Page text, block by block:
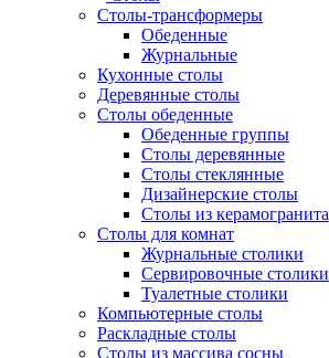
Столы-трансформеры
Обеденные
Журнальные
Кухонные столы
Деревянные столы
Столы обеденные
Обеденные группы
Столы деревянные
Столы стеклянные
Дизайнерские столы
Столы из керамогранита
Столы для комнат
Журнальные столики
Сервировочные столики
Туалетные столики
Компьютерные столы
Раскладные столы
Столы из массива сосны